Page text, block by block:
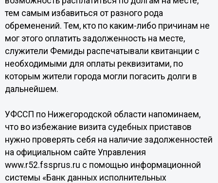
тем самым избавиться от разного рода
обременений. Тем, кто по каким-либо причинам не
мог этого оплатить задолженность на месте,
служители Фемиды распечатывали квитанции с
необходимыми для оплаты реквизитами, по
которым жители города могли погасить долги в
дальнейшем.
УФССП по Нижегородской области напоминаем,
что во избежание визита судебных приставов
нужно проверять себя на наличие задолженностей
на официальном сайте Управления
www.r52.fssprus.ru с помощью информационной
системы «Банк данных исполнительных